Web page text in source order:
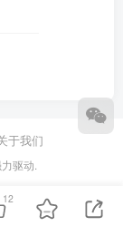
于我们
驱动.
12